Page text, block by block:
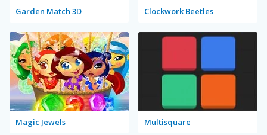
Garden Match 3D Clockwork Beetles
Magic Jewels Multisquare